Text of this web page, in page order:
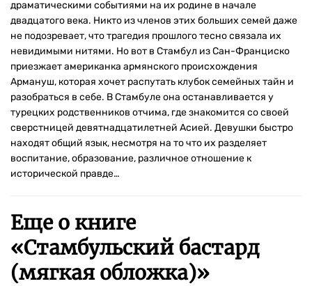
драматическими событиями на их родине в начале
двадцатого века. Никто из членов этих больших семей даже
не подозревает, что трагедия прошлого тесно связала их
невидимыми нитями. Но вот в Стамбул из Сан-Франциско
приезжает американка армянского происхождения
Армануш, которая хочет распутать клубок семейных тайн и
разобраться в себе. В Стамбуле она останавливается у
турецких родственников отчима, где знакомится со своей
сверстницей девятнадцатилетней Асией. Девушки быстро
находят общий язык, несмотря на то что их разделяет
воспитание, образование, различное отношение к
исторической правде…
Еще о книге
«Стамбульский бастард
(мягкая обложка)»